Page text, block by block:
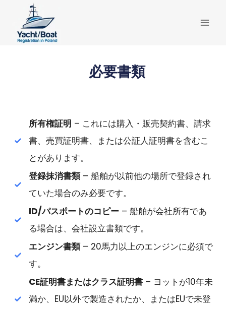
必要書類
所有権証明 – これには購入・販売契約書、請求
書、売買証明書、または公証人証明書を含むこ
とがあります。
登録抹消書類– 船舶が以前他の場所で登録され
ていた場合のみ必要です。
ID/パスポートのコピー – 船舶が会社所有であ
る場合は、会社設立書類です。
エンジン書類– 20馬力以上のエンジンに必須で
す。
CE証明書またはクラス証明書 – ヨットが10年未
満か、EU以外で製造されたか、またはEUで未登